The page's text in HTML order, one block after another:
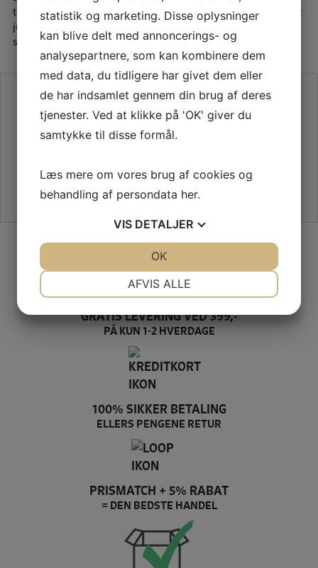
trådbrud, krøllet stof eller ujævne sting. Vær opmærksom på at
justere nålens position og trykfoden i overensstemmelse med
syteknikken for at opnå de bedste resultater.
SE VORES ANMELDELSER PÅ TRUSTPILOT
SIKKER HANDEL PÅ SYMASKINETORVET.DK
GRATIS LEVERING VED 399,-
PÅ KUN 1-2 HVERDAGE
100% SIKKER BETALING
ELLERS PENGENE RETUR
PRISMATCH + 5% RABAT
= DEN BEDSTE HANDEL
statistik og marketing. Disse oplysninger
kan blive delt med annoncerings- og
analysepartnere, som kan kombinere dem
med data, du tidligere har givet dem eller
de har indsamlet gennem din brug af deres
tjenester. Ved at klikke på 'OK' giver du
samtykke til disse formål.
Læs mere om vores brug af cookies og
behandling af persondata her.
VIS DETALJER
MARKETING STATISTIK
AFVIS ALLE
OK